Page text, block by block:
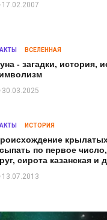
17.02.2007
ВСЕЛЕННАЯ
- загадки, история,
30.03.2025
ИСТОРИЯ
по первое
сирота казанская и
13.07.2013